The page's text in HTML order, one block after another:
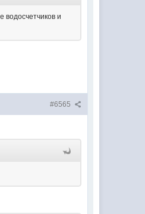
водосчетчиков и
#6565